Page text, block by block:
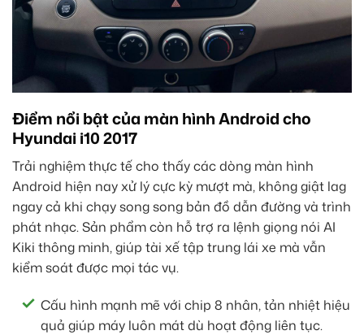
Điểm nổi bật của màn hình Android cho
Hyundai i10 2017
Trải nghiệm thực tế cho thấy các dòng màn hình
Android hiện nay xử lý cực kỳ mượt mà, không giật lag
ngay cả khi chạy song song bản đồ dẫn đường và trình
phát nhạc. Sản phẩm còn hỗ trợ ra lệnh giọng nói AI
Kiki thông minh, giúp tài xế tập trung lái xe mà vẫn
kiểm soát được mọi tác vụ.
Cấu hình mạnh mẽ với chip 8 nhân, tản nhiệt hiệu
quả giúp máy luôn mát dù hoạt động liên tục.